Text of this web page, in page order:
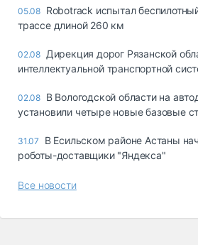
05.08 Robotrack испытал
трассе длиной 260 км
02.08 Дирекция дорог Рязанской
интеллектуальной транспортной
02.08 В Вологодской области на
установили четыре новые базовые
31.07
В Есильском районе Астаны
роботы-доставщики "Яндекса"
Все новости